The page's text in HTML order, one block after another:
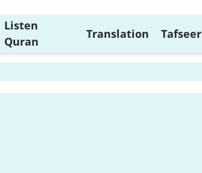
Listen
Quran
Translation Tafseer